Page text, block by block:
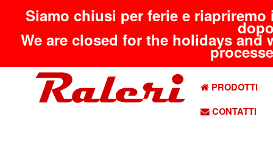
Siamo chiusi per ferie e
We are closed for the holidays
PRODOTTI
CONTATTI